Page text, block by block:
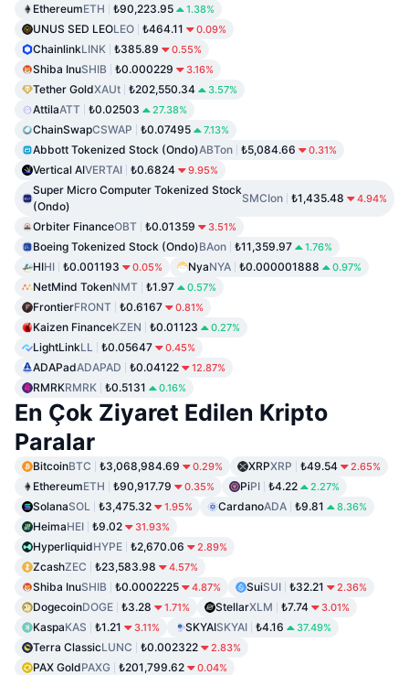
EthereumETH ₺90,223.95 1.38%
UNUS SED LEOLEO ₺464.11 0.09%
ChainlinkLINK ₺385.89 0.55%
Shiba InuSHIB ₺0.000229 3.16%
Tether GoldXAUt ₺202,550.34 3.57%
AttilaATT ₺0.02503 27.38%
ChainSwapCSWAP ₺0.07495 7.13%
Abbott Tokenized Stock (Ondo)ABTon ₺5,084.66 0.31%
Vertical AIVERTAI ₺0.6824 9.95%
Super Micro Computer Tokenized Stock
(Ondo)
SMCIon ₺1,435.48 4.94%
Orbiter FinanceOBT ₺0.01359 3.51%
Boeing Tokenized Stock (Ondo)BAon ₺11,359.97 1.76%
HIHI ₺0.001193 0.05% NyaNYA ₺0.000001888 0.97%
NetMind TokenNMT ₺1.97 0.57%
FrontierFRONT ₺0.6167 0.81%
Kaizen FinanceKZEN ₺0.01123 0.27%
LightLinkLL ₺0.05647 0.45%
ADAPadADAPAD ₺0.04122 12.87%
RMRKRMRK ₺0.5131 0.16%
En Çok Ziyaret Edilen Kripto
Paralar
BitcoinBTC ₺3,068,984.69 0.29% XRPXRP ₺49.54 2.65%
EthereumETH ₺90,917.79 0.35% PiPI ₺4.22 2.27%
SolanaSOL ₺3,475.32 1.95% CardanoADA ₺9.81 8.36%
HeimaHEI ₺9.02 31.93%
HyperliquidHYPE ₺2,670.06 2.89%
ZcashZEC ₺23,583.98 4.57%
Shiba InuSHIB ₺0.0002225 4.87% SuiSUI ₺32.21 2.36%
DogecoinDOGE ₺3.28 1.71% StellarXLM ₺7.74 3.01%
KaspaKAS ₺1.21 3.11% SKYAISKYAI ₺4.16 37.49%
Terra ClassicLUNC ₺0.002322 2.83%
PAX GoldPAXG ₺201,799.62 0.04%